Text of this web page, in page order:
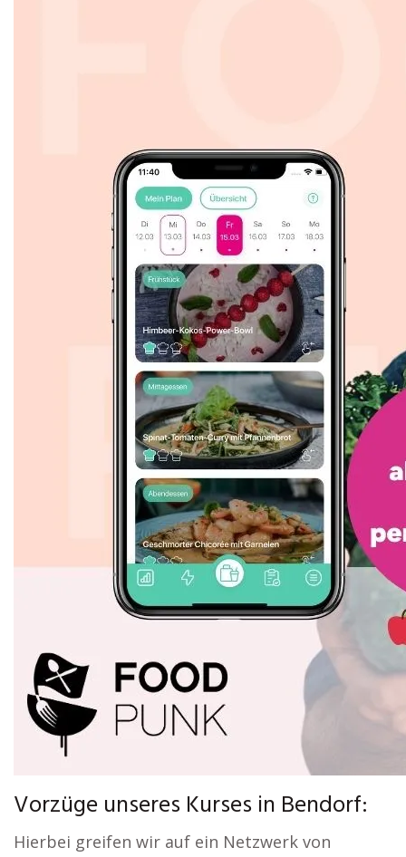
Vorzüge unseres Kurses in Bendorf:
Hierbei greifen wir auf ein Netzwerk von